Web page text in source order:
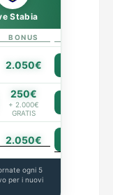
Stabia
BONUS
2.050€
250€
+ 2.000€
GRATIS
2.050€
ogni 5
per i nuovi